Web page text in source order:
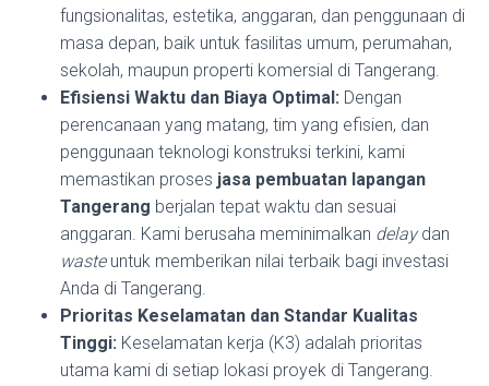
fungsionalitas, estetika, anggaran, dan penggunaan di
masa depan, baik untuk fasilitas umum, perumahan,
sekolah, maupun properti komersial di Tangerang.
Efisiensi Waktu dan Biaya Optimal: Dengan
perencanaan yang matang, tim yang efisien, dan
penggunaan teknologi konstruksi terkini, kami
memastikan proses jasa pembuatan lapangan
Tangerang berjalan tepat waktu dan sesuai
anggaran. Kami berusaha meminimalkan delaydan
wasteuntuk memberikan nilai terbaik bagi investasi
Anda di Tangerang.
Prioritas Keselamatan dan Standar Kualitas
Tinggi: Keselamatan kerja (K3) adalah prioritas
utama kami di setiap lokasi proyek di Tangerang.